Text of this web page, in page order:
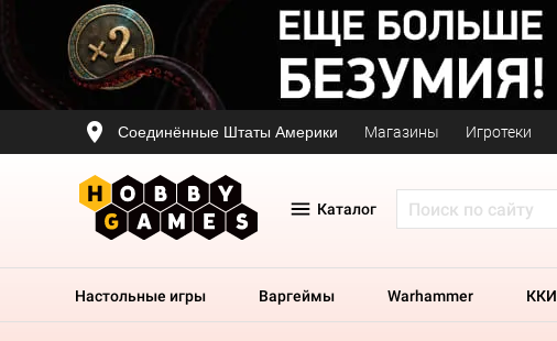
Соединённые Штаты Америки Магазины Игротеки
Каталог
Настольные игры Варгеймы Warhammer ККИ